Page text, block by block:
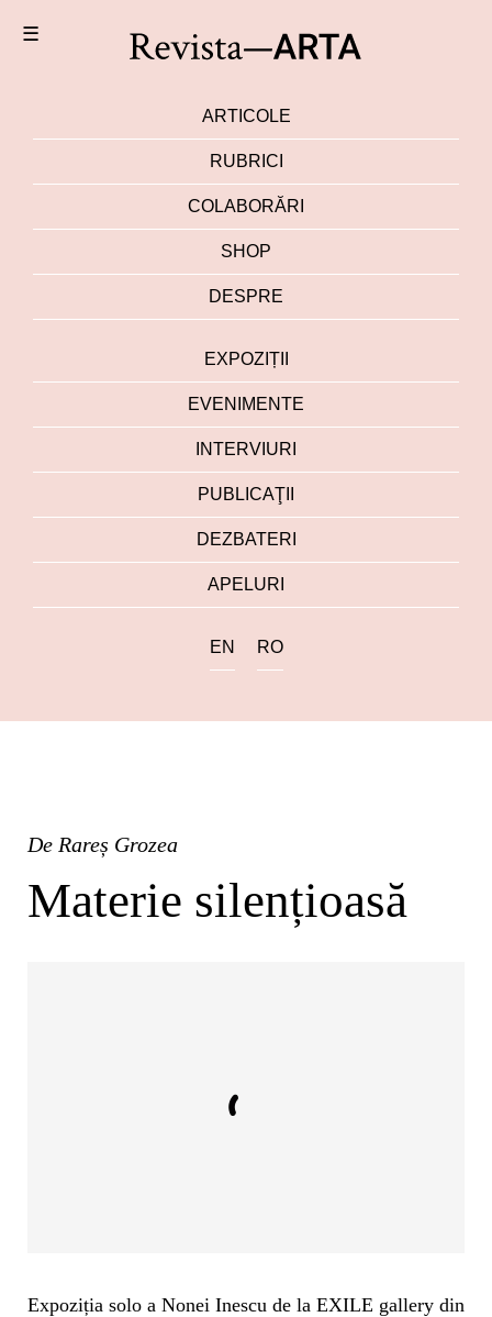
☰
ARTICOLE
RUBRICI
COLABORĂRI
SHOP
DESPRE
EXPOZIȚII
EVENIMENTE
INTERVIURI
PUBLICAŢII
DEZBATERI
APELURI
EN RO
De Rareș Grozea
Materie silențioasă
Expoziția solo a Nonei Inescu de la EXILE gallery din